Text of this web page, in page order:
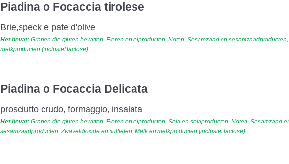
Piadina o Focaccia tirolese
Brie,speck e pate d'olive
Het bevat: Granen die gluten bevatten, Eieren en eiproducten, Noten, Sesamzaad en sesamzaadproducten,
melkproducten (inclusief lactose)
Piadina o Focaccia Delicata
prosciutto crudo, formaggio, insalata
Het bevat: Granen die gluten bevatten, Eieren en eiproducten, Soja en sojaproducten, Noten, Sesamzaad
sesamzaadproducten, Zwaveldioxide en sulfieten, Melk en melkproducten (inclusief lactose)